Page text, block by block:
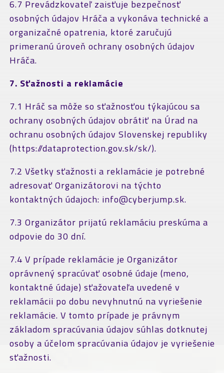
6.7 Prevádzkovateľ zaisťuje bezpečnosť
osobných údajov Hráča a vykonáva technické a
organizačné opatrenia, ktoré zaručujú
primeranú úroveň ochrany osobných údajov
Hráča.
7. Sťažnosti a reklamácie
7.1 Hráč sa môže so sťažnosťou týkajúcou sa
ochrany osobných údajov obrátiť na Úrad na
ochranu osobných údajov Slovenskej republiky
(https://dataprotection.gov.sk/sk/).
7.2 Všetky sťažnosti a reklamácie je potrebné
adresovať Organizátorovi na týchto
kontaktných údajoch: info@cyberjump.sk.
7.3 Organizátor prijatú reklamáciu preskúma a
odpovie do 30 dní.
7.4 V prípade reklamácie je Organizátor
oprávnený spracúvať osobné údaje (meno,
kontaktné údaje) sťažovateľa uvedené v
reklamácii po dobu nevyhnutnú na vyriešenie
reklamácie. V tomto prípade je právnym
základom spracúvania údajov súhlas dotknutej
osoby a účelom spracúvania údajov je vyriešenie
sťažnosti.